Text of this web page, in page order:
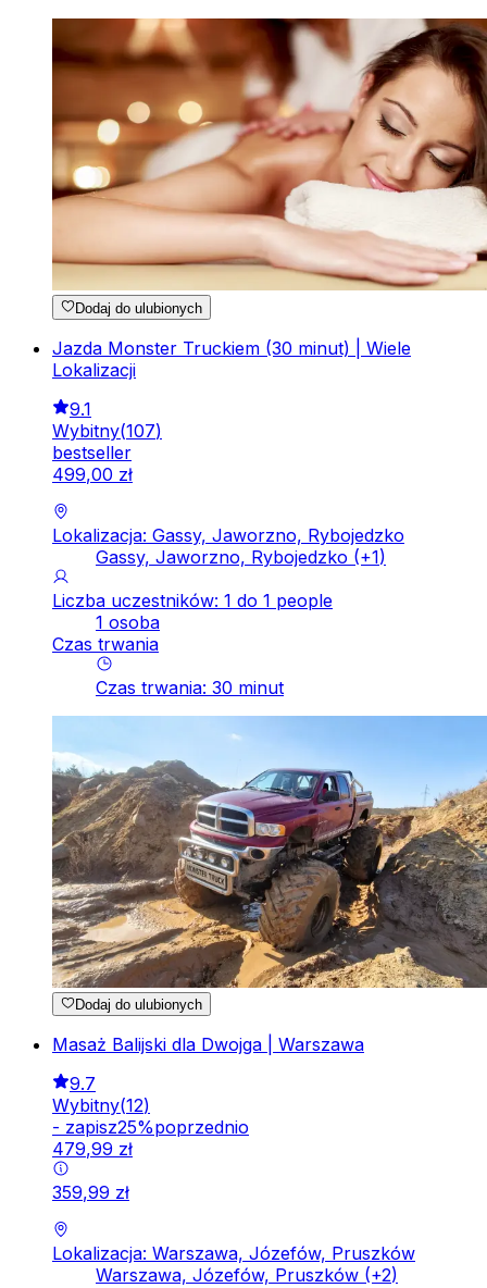
Dodaj do ulubionych
Jazda Monster Truckiem (30 minut) | Wiele
Lokalizacji
9.1
Wybitny(107)
bestseller
499,00 zł
Lokalizacja: Gassy, Jaworzno, Rybojedzko
Gassy, Jaworzno, Rybojedzko (+1)
Liczba uczestników: 1 do 1 people
1 osoba
Czas trwania
Czas trwania: 30 minut
Dodaj do ulubionych
Masaż Balijski dla Dwojga | Warszawa
9.7
Wybitny(12)
- zapisz25%poprzednio
479,99 zł
359,99 zł
Lokalizacja: Warszawa, Józefów, Pruszków
Warszawa, Józefów, Pruszków (+2)